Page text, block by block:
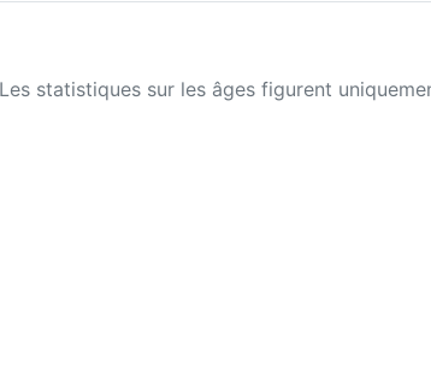
Les statistiques sur les âges figurent